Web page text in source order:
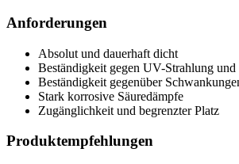
Anforderungen
Absolut und dauerhaft dicht
Beständigkeit gegen UV-Strahlung
Beständigkeit gegenüber
Stark korrosive Säuredämpfe
Zugänglichkeit und begrenzter Platz
Produktempfehlungen